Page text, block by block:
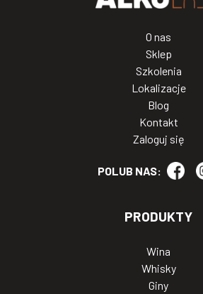
O nas
Sklep
Szkolenia
Lokalizacje
Blog
Kontakt
Zaloguj się
POLUB NAS:
PRODUKTY
Wina
Whisky
Giny